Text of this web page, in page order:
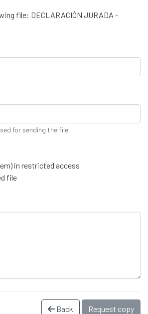
file: DECLARACIÓN JURADA -
for sending the file.
in restricted access
file
Back Request copy